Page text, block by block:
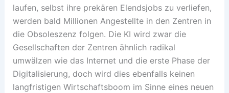
laufen, selbst ihre prekären Elendsjobs zu verliefen,
werden bald Millionen Angestellte in den Zentren in
die Obsoleszenz folgen. Die KI wird zwar die
Gesellschaften der Zentren ähnlich radikal
umwälzen wie das Internet und die erste Phase der
Digitalisierung, doch wird dies ebenfalls keinen
langfristigen Wirtschaftsboom im Sinne eines neuen